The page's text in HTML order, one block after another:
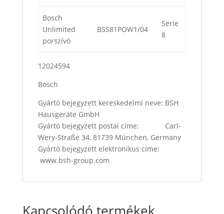
Bosch
Unlimited
porszívó
BSS81POW1/04
Serie
8
12024594
Bosch
Gyártó bejegyzett kereskedelmi neve: BSH
Hausgeräte GmbH
Gyártó bejegyzett postai címe: Carl-
Wery-Straße 34, 81739 München, Germany
Gyártó bejegyzett elektronikus címe:
www.bsh-group.com